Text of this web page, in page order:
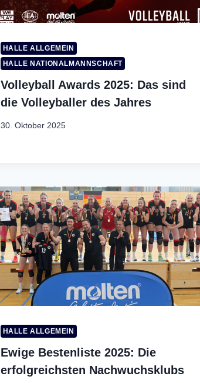
HALLE ALLGEMEIN
HALLE NATIONALMANNSCHAFT
Volleyball Awards 2025: Das sind
die Volleyballer des Jahres
30. Oktober 2025
HALLE ALLGEMEIN
Ewige Bestenliste 2025: Die
erfolgreichsten Nachwuchsklubs